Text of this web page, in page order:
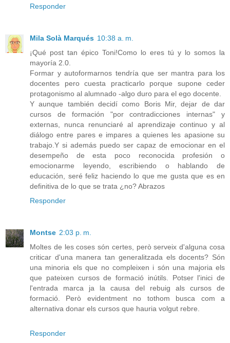
Responder
Mila Solà Marqués 10:38 a. m.
¡Qué post tan épico Toni!Como lo eres tú y lo somos la
mayoría 2.0.
Formar y autoformarnos tendría que ser mantra para los
docentes pero cuesta practicarlo porque supone ceder
protagonismo al alumnado -algo duro para el ego docente.
Y aunque también decidí como Boris Mir, dejar de dar
cursos de formación "por contradicciones internas" y
externas, nunca renunciaré al aprendizaje continuo y al
diálogo entre pares e impares a quienes les apasione su
trabajo.Y si además puedo ser capaz de emocionar en el
desempeño de esta poco reconocida profesión o
emocionarme leyendo, escribiendo o hablando de
educación, seré feliz haciendo lo que me gusta que es en
definitiva de lo que se trata ¿no? Abrazos
Responder
Montse 2:03 p. m.
Moltes de les coses són certes, però serveix d'alguna cosa
criticar d'una manera tan generalitzada els docents? Són
una minoria els que no compleixen i són una majoria els
que pateixen cursos de formació inútils. Potser l'inici de
l'entrada marca ja la causa del rebuig als cursos de
formació. Però evidentment no tothom busca com a
alternativa donar els cursos que hauria volgut rebre.
Responder